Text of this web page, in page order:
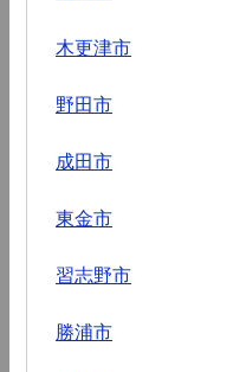
木更津市
野田市
成田市
東金市
習志野市
勝浦市